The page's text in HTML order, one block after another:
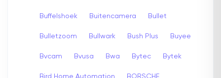
Buffelshoek Buitencamera Bullet
Bulletzoom Bullwark Bush Plus Buyee
Bvcam Bvusa Bwa Bytec Bytek
Bird Home Automation BORSCHE